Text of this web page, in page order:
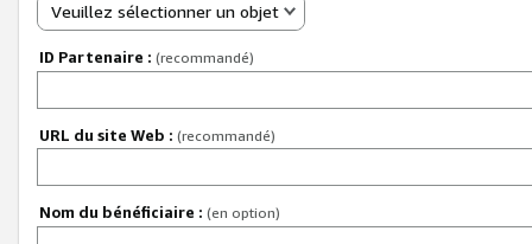
Veuillez sélectionner un objet
ID Partenaire : (recommandé)
URL du site Web : (recommandé)
Nom du bénéficiaire : (en option)